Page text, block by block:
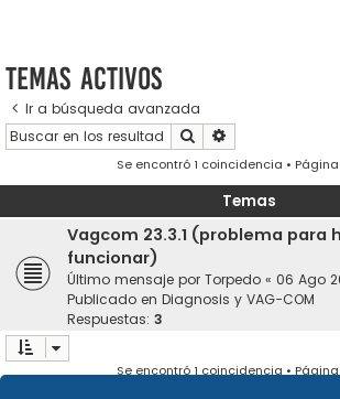
Temas activos
Ir a búsqueda avanzada
Buscar
Se encontró 1 coincidencia • Página
Temas
Vagcom 23.3.1 (problema para
funcionar)
Último mensaje por Torpedo « 06 Ago
Publicado en Diagnosis y VAG-COM
Respuestas: 3
Se encontró 1 coincidencia •